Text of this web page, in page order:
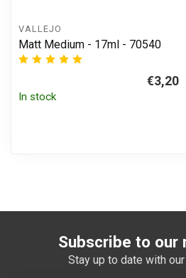
VALLEJO
Matt Medium - 17ml - 70540
€3,20
In stock
Subscribe to our
Stay up to date with